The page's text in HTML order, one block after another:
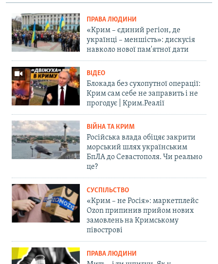
ПРАВА ЛЮДИНИ
«Крим – єдиний регіон, де
українці – меншість»: дискусія
навколо нової пам'ятної дати
ВІДЕО
Блокада без сухопутної операції:
Крим сам себе не заправить і не
прогодує | Крим.Реалії
ВІЙНА ТА КРИМ
Російська влада обіцяє закрити
морський шлях українським
БпЛА до Севастополя. Чи реально
це?
СУСПІЛЬСТВО
«Крим – не Росія»: маркетплейс
Ozon припинив прийом нових
замовлень на Кримському
півострові
ПРАВА ЛЮДИНИ